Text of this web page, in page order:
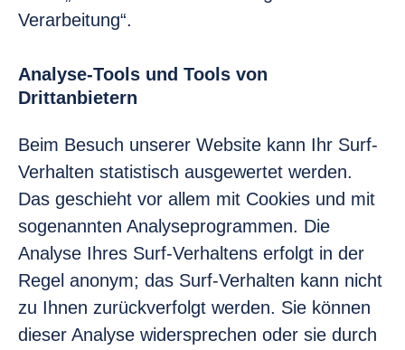
Verarbeitung“.
Analyse-Tools und Tools von
Drittanbietern
Beim Besuch unserer Website kann Ihr Surf-
Verhalten statistisch ausgewertet werden.
Das geschieht vor allem mit Cookies und mit
sogenannten Analyseprogrammen. Die
Analyse Ihres Surf-Verhaltens erfolgt in der
Regel anonym; das Surf-Verhalten kann nicht
zu Ihnen zurückverfolgt werden. Sie können
dieser Analyse widersprechen oder sie durch